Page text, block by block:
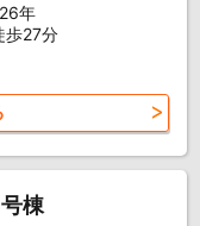
年
歩27分
棟